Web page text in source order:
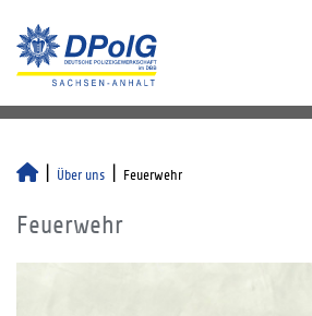
Über uns Feuerwehr
Feuerwehr